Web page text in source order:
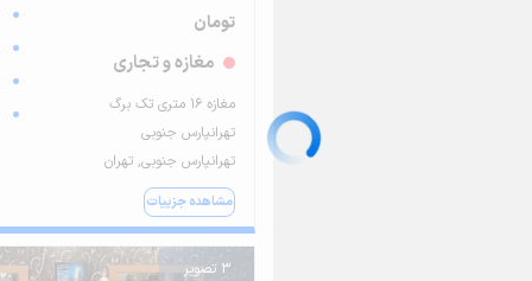
تومان
مغازه و تجاری
مغازه ۱۶ متری تک برگ
تهرانپارس جنوبی
تهرانپارس جنوبی, تهران
مشاهده جزییات
3 تصویر